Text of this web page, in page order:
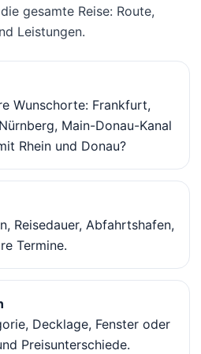
gesamte Reise: Route,
Leistungen.
Wunschorte: Frankfurt,
Main-Donau-Kanal
Rhein und Donau?
Reisedauer, Abfahrtshafen,
Termine.
Decklage, Fenster oder
Preisunterschiede.